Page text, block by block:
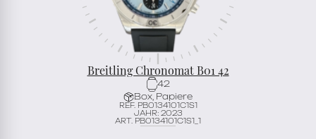
Breitling Chronomat B01 42
42
Box, Papiere
REF. PB0134101C1S1
JAHR: 2023
ART. PB0134101C1S1_1